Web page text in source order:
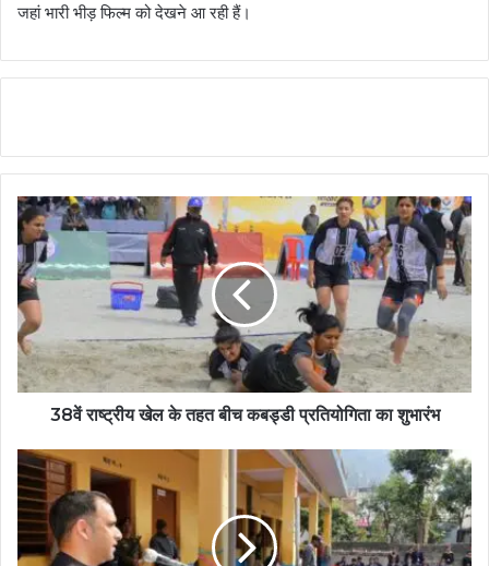
जहां भारी भीड़ फिल्म को देखने आ रही हैं।
38वें राष्ट्रीय खेल के तहत बीच कबड्डी प्रतियोगिता का शुभारंभ